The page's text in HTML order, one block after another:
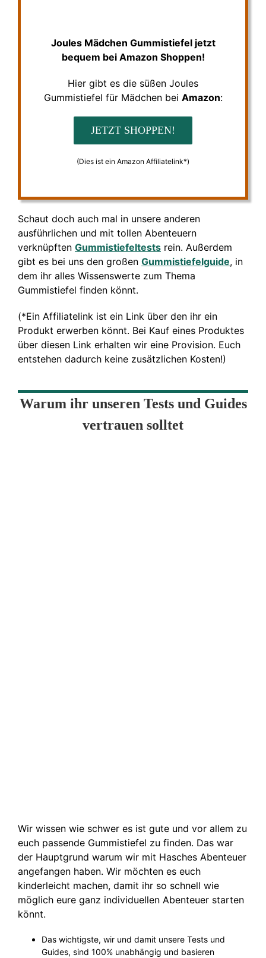
Joules Mädchen Gummistiefel jetzt
bequem bei Amazon Shoppen!
Hier gibt es die süßen Joules
Gummistiefel für Mädchen bei Amazon:
JETZT SHOPPEN!
(Dies ist ein Amazon Affiliatelink*)
Schaut doch auch mal in unsere anderen
ausführlichen und mit tollen Abenteuern
verknüpften Gummistiefeltestsrein. Außerdem
gibt es bei uns den großen Gummistiefelguide, in
dem ihr alles Wissenswerte zum Thema
Gummistiefel finden könnt.
(*Ein Affiliatelink ist ein Link über den ihr ein
Produkt erwerben könnt. Bei Kauf eines Produktes
über diesen Link erhalten wir eine Provision. Euch
entstehen dadurch keine zusätzlichen Kosten!)
Warum ihr unseren Tests und Guides
vertrauen solltet
Wir wissen wie schwer es ist gute und vor allem zu
euch passende Gummistiefel zu finden. Das war
der Hauptgrund warum wir mit Hasches Abenteuer
angefangen haben. Wir möchten es euch
kinderleicht machen, damit ihr so schnell wie
möglich eure ganz individuellen Abenteuer starten
könnt.
Das wichtigste, wir und damit unsere Tests und
Guides, sind 100% unabhängig und basieren